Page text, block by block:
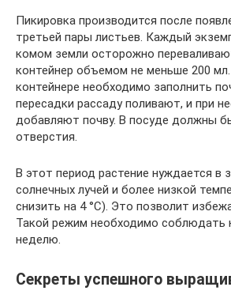
Пикировка производится после
третьей пары листьев. Каждый
комом земли осторожно
контейнер объемом не меньше 200
контейнере необходимо заполнить
пересадки рассаду поливают, и при
добавляют почву. В посуде должны
отверстия.
В этот период растение нуждается в
солнечных лучей и более низкой
снизить на 4 °С). Это позволит
Такой режим необходимо соблюдать
неделю.
Секреты успешного